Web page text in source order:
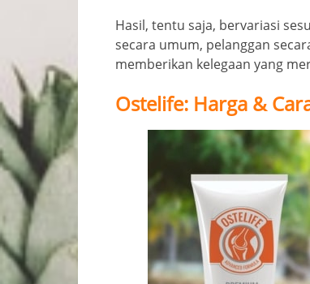
Hasil, tentu saja, bervariasi
secara umum, pelanggan
memberikan kelegaan yang
Ostelife: Harga &